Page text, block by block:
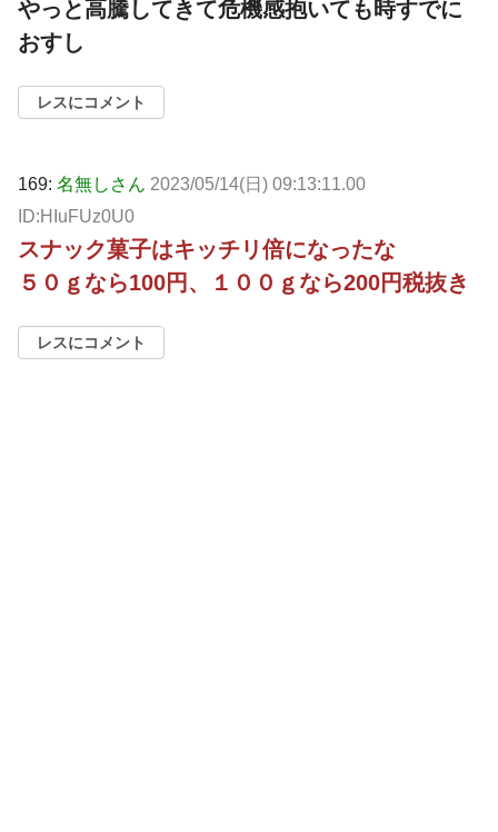
やっと高騰してきて危機感抱いても時すでに
おすし
レスにコメント
169: 名無しさん 2023/05/14(日) 09:13:11.00
ID:HIuFUz0U0
スナック菓子はキッチリ倍になったな
５０ｇなら100円、１００ｇなら200円税抜き
レスにコメント